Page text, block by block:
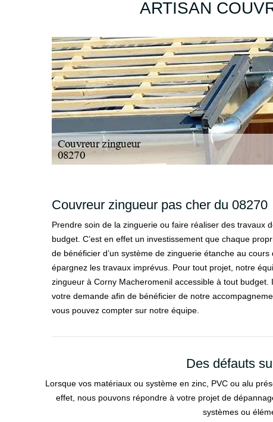
ARTISAN
Couvreur zingueur pas cher du 08270
Prendre soin de la zinguerie ou faire réaliser des travaux
budget. C’est en effet un investissement que chaque
de bénéficier d’un système de zinguerie étanche au
épargnez les travaux imprévus. Pour tout projet, notre
zingueur à Corny Macheromenil accessible à tout
votre demande afin de bénéficier de notre
vous pouvez compter sur notre équipe.
Des défauts
Lorsque vos matériaux ou système en zinc, PVC ou alu
effet, nous pouvons répondre à votre projet de
systèmes ou